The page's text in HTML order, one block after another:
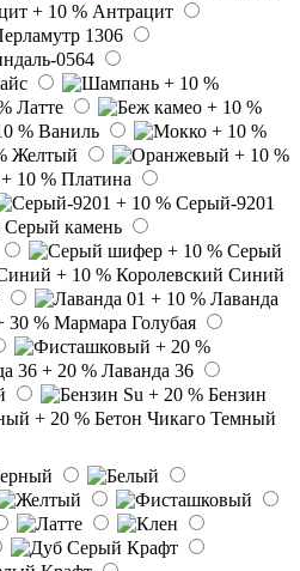
Антрацит
1306
0564
Латте
Ваниль
Желтый
Платина
Серый-9201
Серый камень
Серый
Королевский Синий
Лаванда
Мармара Голубая
Лаванда 36
Бензин
Бетон Чикаго Темный